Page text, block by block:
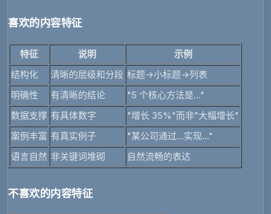
喜欢的内容特征
特征 说明
示例
结构化
清晰的层级和分段 标题→小标题→列表
明确性
有清晰的结论
"5 个核心方法是..."
数据支撑 有具体数字
"增长 35%"而非"大幅增长"
案例丰富 有真实例子
"某公司通过...实现..."
语言自然 非关键词堆砌 自然流畅的表达
不喜欢的内容特征